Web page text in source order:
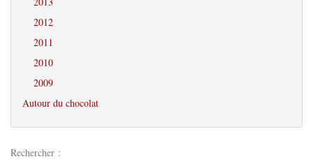
2012
2011
2010
2009
Autour du chocolat
Rechercher :